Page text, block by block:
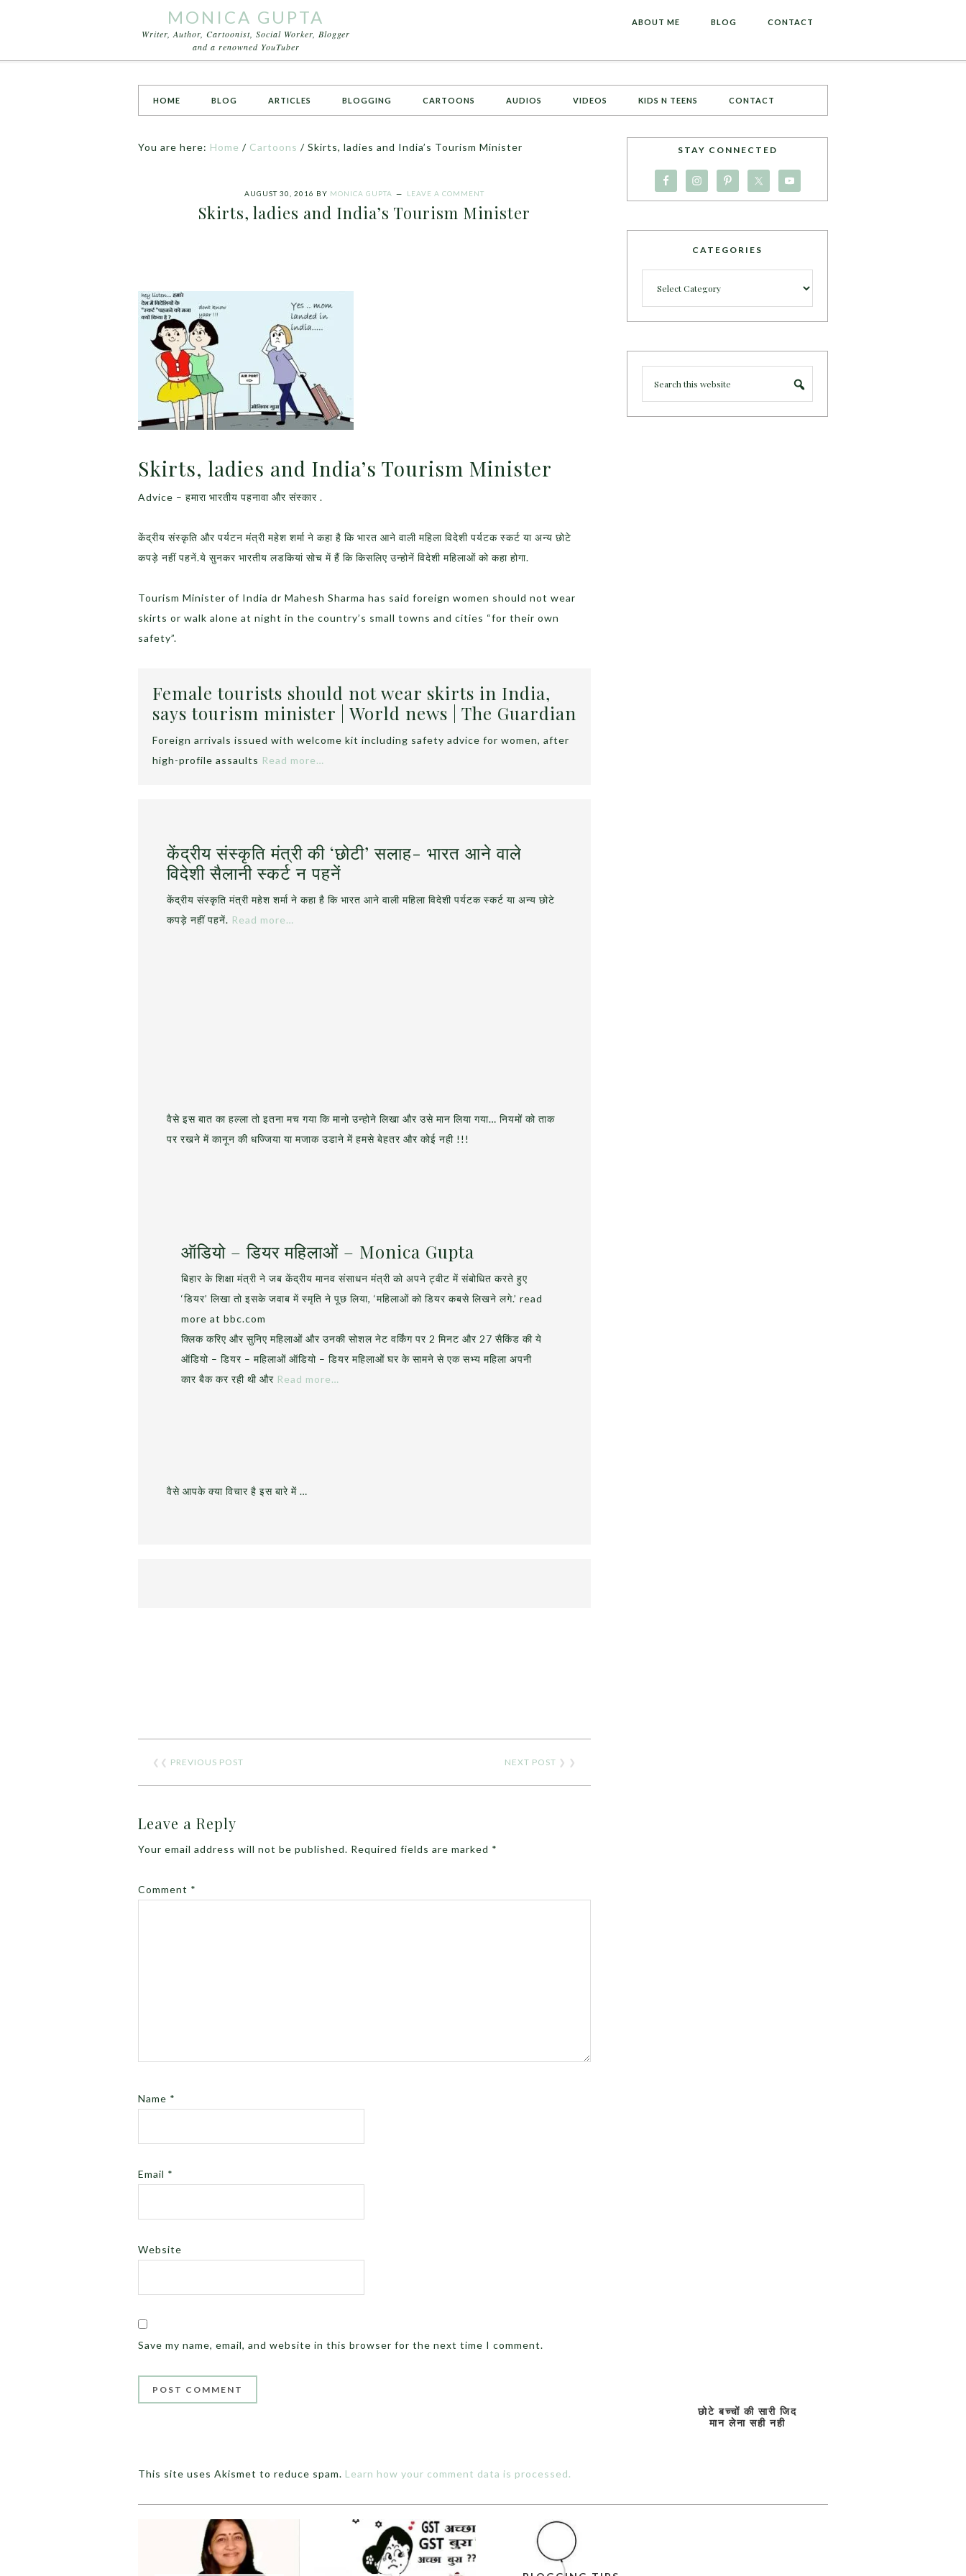
MONICA GUPTA
Writer, Author, Cartoonist, Social Worker, Blogger
and a renowned YouTuber
ABOUT ME BLOG CONTACT
HOME BLOG ARTICLES BLOGGING CARTOONS AUDIOS VIDEOS KIDS N TEENS CONTACT
You are here: Home / Cartoons / Skirts, ladies and India’s Tourism Minister
AUGUST 30, 2016 BY MONICA GUPTA LEAVE A COMMENT
Skirts, ladies and India’s Tourism Minister
Skirts, ladies and India’s Tourism Minister
Advice – हमारा भारतीय पहनावा और संस्कार .
केंद्रीय संस्‍कृति और पर्यटन मंत्री महेश शर्मा ने कहा है कि भारत आने वाली महिला विदेशी पर्यटक स्‍कर्ट या अन्‍य छोटे
कपड़े नहीं पहनें.ये सुनकर भारतीय लडकियां सोच में हैं कि किसलिए उन्होनें विदेशी महिलाओं को कहा होगा.
Tourism Minister of India dr Mahesh Sharma has said foreign women should not wear
skirts or walk alone at night in the country’s small towns and cities “for their own
safety”.
Female tourists should not wear skirts in India,
says tourism minister | World news | The Guardian
Foreign arrivals issued with welcome kit including safety advice for women, after
high-profile assaults Read more…
केंद्रीय संस्कृति मंत्री की ‘छोटी’ सलाह- भारत आने वाले
विदेशी सैलानी स्कर्ट न पहनें
केंद्रीय संस्‍कृति मंत्री महेश शर्मा ने कहा है कि भारत आने वाली महिला विदेशी पर्यटक स्‍कर्ट या अन्‍य छोटे
कपड़े नहीं पहनें. Read more…
वैसे इस बात का हल्ला तो इतना मच गया कि मानो उन्होने लिखा और उसे मान लिया गया… नियमों को ताक
पर रखने में कानून की धज्जिया या मजाक उडाने में हमसे बेहतर और कोई नही !!!
ऑडियो – डियर महिलाओं – Monica Gupta
बिहार के शिक्षा मंत्री ने जब केंद्रीय मानव संसाधन मंत्री को अपने ट्वीट में संबोधित करते हुए
‘डियर’ लिखा तो इसके जवाब में स्मृति ने पूछ लिया, ‘महिलाओं को डियर कबसे लिखने लगे.’ read
more at bbc.com
क्लिक करिए और सुनिए महिलाओं और उनकी सोशल नेट वर्किंग पर 2 मिनट और 27 सैकिंड की ये
ऑडियो – डियर – महिलाओं ऑडियो – डियर महिलाओं घर के सामने से एक सभ्य महिला अपनी
कार बैक कर रही थी और Read more…
वैसे आपके क्या विचार है इस बारे में …
❮❮ PREVIOUS POST NEXT POST ❯ ❯
Leave a Reply
Your email address will not be published. Required fields are marked *
Comment *
Name *
Email *
Website
Save my name, email, and website in this browser for the next time I comment.
This site uses Akismet to reduce spam. Learn how your comment data is processed.
STAY CONNECTED
CATEGORIES
छोटे बच्चों की सारी जिद
मान लेना सही नही